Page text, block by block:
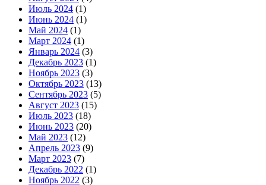
Июль 2024 (1)
Июнь 2024 (1)
Май 2024 (1)
Март 2024 (1)
Январь 2024 (3)
Декабрь 2023 (1)
Ноябрь 2023 (3)
Октябрь 2023 (13)
Сентябрь 2023 (5)
Август 2023 (15)
Июль 2023 (18)
Июнь 2023 (20)
Май 2023 (12)
Апрель 2023 (9)
Март 2023 (7)
Декабрь 2022 (1)
Ноябрь 2022 (3)